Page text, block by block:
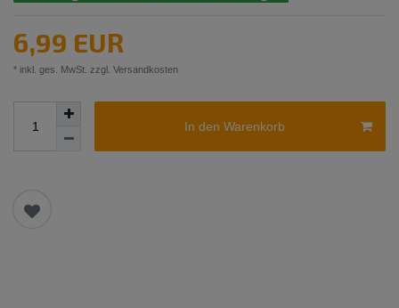
6,99 EUR
* inkl. ges. MwSt. zzgl. Versandkosten
In den Warenkorb